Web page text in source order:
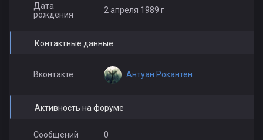
Дата
рождения
2 апреля 1989 г
Контактные данные
Вконтакте Антуан Рокантен
Активность на форуме
Сообщений 0